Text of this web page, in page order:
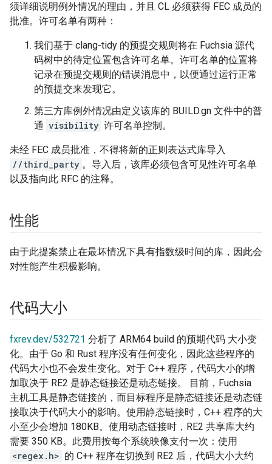
须详细说明例外情况的理由，并且 CL 必须获得 FEC 成员的
批准。许可名单有两种：
我们基于 clang-tidy 的预提交规则将在 Fuchsia 源代
码树中的待定位置包含许可名单。许可名单的位置将
记录在预提交规则的错误消息中，以便通过运行正常
的预提交来发现它。
第三方库例外情况由定义该库的 BUILD.gn 文件中的普
通 visibility 许可名单控制。
未经 FEC 成员批准，不得将新的正则表达式库导入
//third_party 。导入后，该库必须包含可见性许可名单
以及指向此 RFC 的注释。
性能
由于此提案禁止在最坏情况下具有指数级时间的库，因此会
对性能产生积极影响。
代码大小
fxrev.dev/532721 分析了 ARM64 build 的预期代码 大小变
化。由于 Go 和 Rust 程序没有任何变化，因此这些程序的
代码大小也不会发生变化。对于 C++ 程序，代码大小的增
加取决于 RE2 是静态链接还是动态链接。 目前，Fuchsia
主机工具是静态链接的，而目标程序是静态链接还是动态链
接取决于代码大小的影响。使用静态链接时，C++ 程序的大
小至少会增加 180KB。使用动态链接时，RE2 共享库大约
需要 350 KB。此费用按每个系统映像支付一次：使用
<regex.h> 的 C++ 程序在切换到 RE2 后，代码大小大约